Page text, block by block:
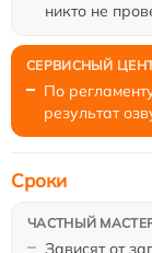
никто не
По
результат
Зависят от
Сроки